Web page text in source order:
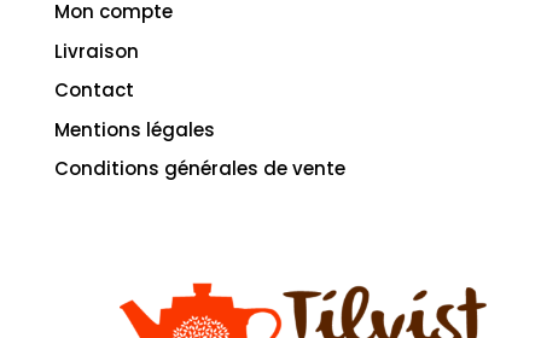
Mon compte
Livraison
Contact
Mentions légales
Conditions générales de vente